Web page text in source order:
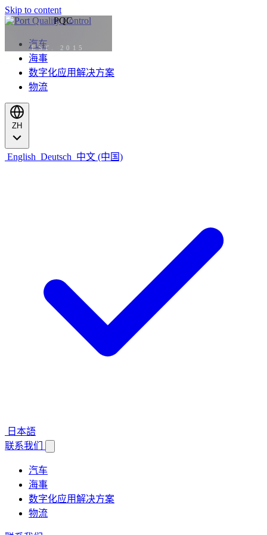
Skip to content
EST. 2015
汽车
海事
数字化应用解决方案
物流
ZH
English Deutsch 中文 (中国)
日本語
联系我们
汽车
海事
数字化应用解决方案
物流